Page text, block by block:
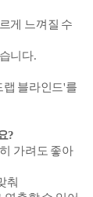
게 느껴질 수
니다.
랩 블라인드'를
?
가려도 좋아
춰